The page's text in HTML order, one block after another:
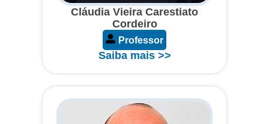
Cláudia Vieira Carestiato
Cordeiro
Professor
Saiba mais >>